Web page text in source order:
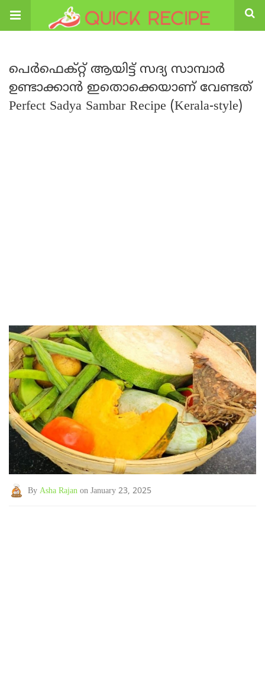
പെർഫെക്റ്റ് ആയിട്ട് സദ്യ സാമ്പാർ
ഉണ്ടാക്കാൻ ഇതൊക്കെയാണ് വേണ്ടത്
Perfect Sadya Sambar Recipe (Kerala-style)
By Asha Rajan on January 23, 2025